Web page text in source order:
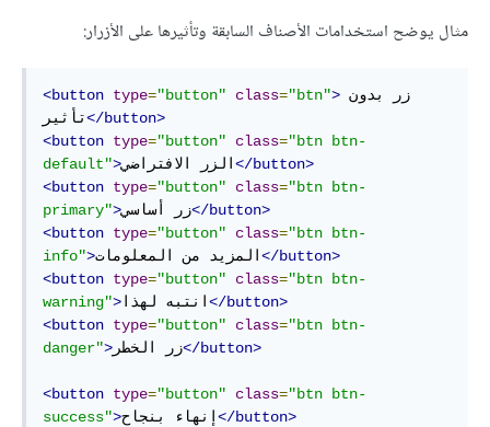
مثال يوضح استخدامات الأصناف السابقة وتأثيرها على الأزرار:
<button type="button" class="btn">
تأثير</button>
<button type="button" class="btn btn-
default">الزر الافتراضي </button>
<button type="button" class="btn btn-
primary">زر أساسي</button>
<button type="button" class="btn btn-
info">المزيد من المعلومات </button>
<button type="button" class="btn btn-
warning"> انتبه لهذا </button>
<button type="button" class="btn btn-
danger"> زر الخطر</button>
<button type="button" class="btn btn-
success">إنهاء بنجاح </button>